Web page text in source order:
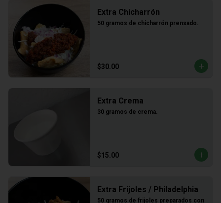
Extra Chicharrón
50 gramos de chicharrón prensado.
$30.00
Extra Crema
30 gramos de crema.
$15.00
Extra Frijoles / Philadelphia
50 gramos de frijoles preparados con